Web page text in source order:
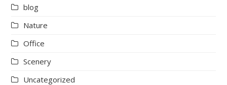
blog
Nature
Office
Scenery
Uncategorized